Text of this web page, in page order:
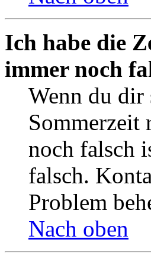
Ich habe die
immer noch
Wenn du dir
Sommerzeit
noch falsch
falsch.
Problem
Nach oben